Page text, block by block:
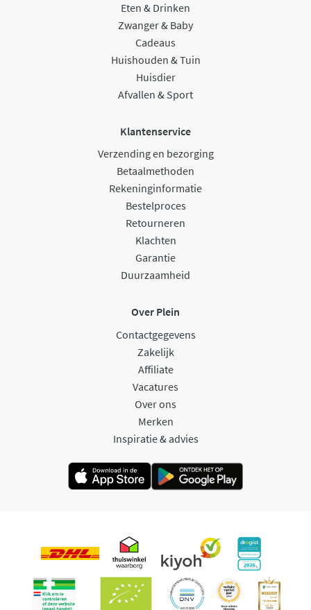
Eten & Drinken
Zwanger & Baby
Cadeaus
Huishouden & Tuin
Huisdier
Afvallen & Sport
Klantenservice
Verzending en bezorging
Betaalmethoden
Rekeninginformatie
Bestelproces
Retourneren
Klachten
Garantie
Duurzaamheid
Over Plein
Contactgegevens
Zakelijk
Affiliate
Vacatures
Over ons
Merken
Inspiratie & advies